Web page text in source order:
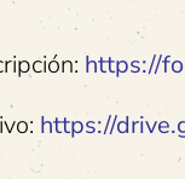
https://
https://